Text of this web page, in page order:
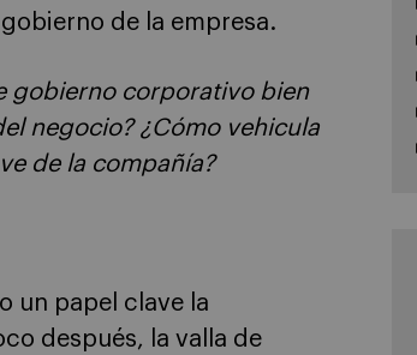
de la empresa.
gobierno corporativo bien
negocio? ¿Cómo vehicula
de la compañía?
un papel clave la
después, la valla de